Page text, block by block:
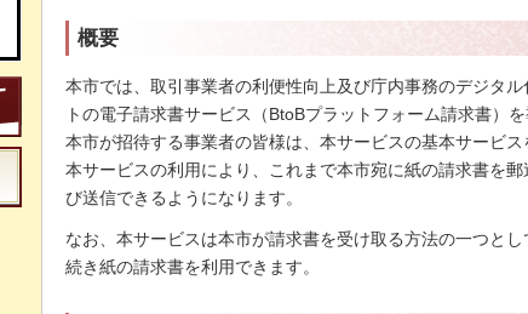
概要
本市では、取引事業者の利便性向上及び庁内事務のデジタ
トの電子請求書サービス（BtoBプラットフォーム請求書）を
本市が招待する事業者の皆様は、本サービスの基本サービス
本サービスの利用により、これまで本市宛に紙の請求書を
び送信できるようになります。
なお、本サービスは本市が請求書を受け取る方法の一つと
続き紙の請求書を利用できます。